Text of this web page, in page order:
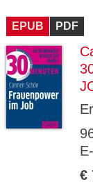
EPUB PDF
€